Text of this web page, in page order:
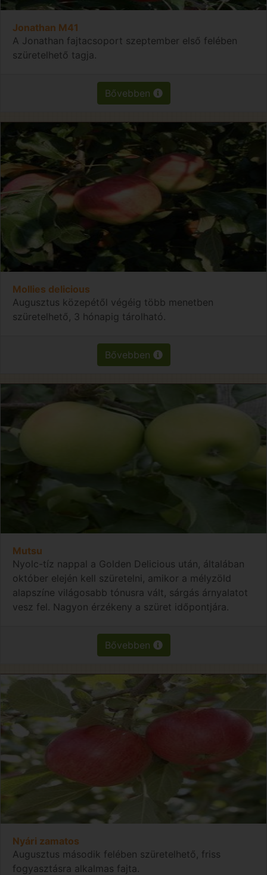
Jonathan M41
A Jonathan fajtacsoport szeptember első felében
szüretelhető tagja.
Bővebben
Mollies delicious
Augusztus közepétől végéig több menetben
szüretelhető, 3 hónapig tárolható.
Bővebben
Mutsu
Nyolc-tíz nappal a Golden Delicious után, általában
október elején kell szüretelni, amikor a mélyzöld
alapszíne világosabb tónusra vált, sárgás árnyalatot
vesz fel. Nagyon érzékeny a szüret időpontjára.
Bővebben
Nyári zamatos
Augusztus második felében szüretelhető, friss
fogyasztásra alkalmas fajta.